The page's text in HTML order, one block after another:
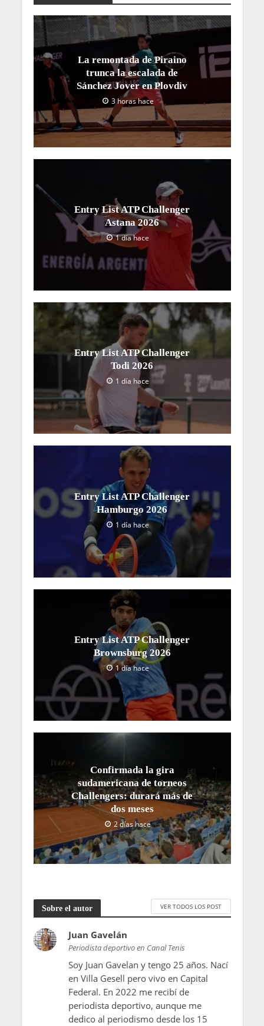
La remontada de Piraino
trunca la escalada de
Sánchez Jover en Plovdiv
3 horas hace
Entry List ATP Challenger
Astana 2026
1 día hace
Entry List ATP Challenger
Todi 2026
1 día hace
Entry List ATP Challenger
Hamburgo 2026
1 día hace
Entry List ATP Challenger
Brownsburg 2026
1 día hace
Confirmada la gira
sudamericana de torneos
Challengers: durará más de
dos meses
2 días hace
Sobre el autor VER TODOS LOS POST
Juan Gavelán
Periodista deportivo en Canal Tenis
Soy Juan Gavelan y tengo 25 años. Nací
en Villa Gesell pero vivo en Capital
Federal. En 2022 me recibí de
periodista deportivo, aunque me
dedico al periodismo desde los 15